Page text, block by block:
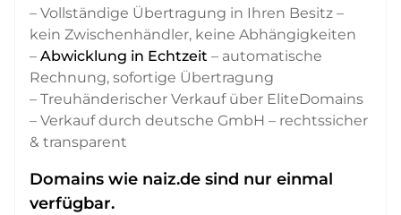
– Vollständige Übertragung in Ihren Besitz –
kein Zwischenhändler, keine Abhängigkeiten
– Abwicklung in Echtzeit – automatische
Rechnung, sofortige Übertragung
– Treuhänderischer Verkauf über EliteDomains
– Verkauf durch deutsche GmbH – rechtssicher
& transparent
Domains wie naiz.de sind nur einmal
verfügbar.